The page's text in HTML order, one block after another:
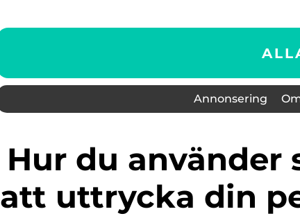
Annonsering
Hur du använder smycken för
att uttrycka din